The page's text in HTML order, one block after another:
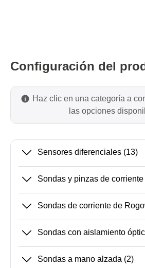
Configuración del
Haz clic en una categoría a
las opciones
Sensores diferenciales (13)
Sondas y pinzas de corriente
Sondas de corriente de
Sondas con aislamiento
Sondas a mano alzada (2)